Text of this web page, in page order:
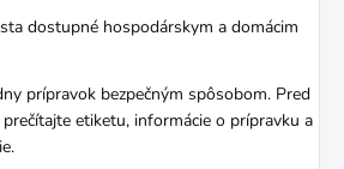
dostupné hospodárskym a domácim
prípravok bezpečným spôsobom. Pred
etiketu, informácie o prípravku a